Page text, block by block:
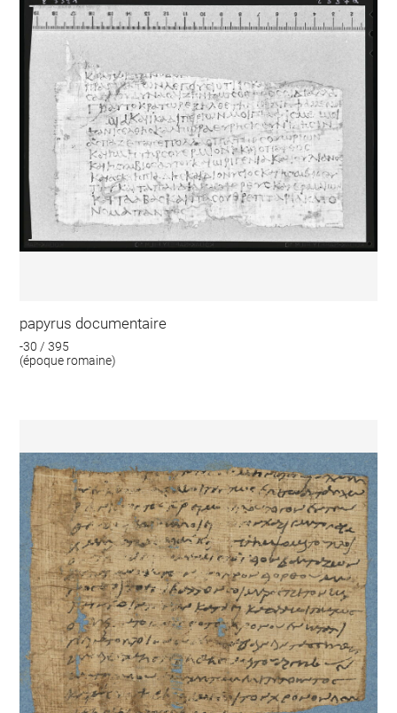
papyrus documentaire
-30 / 395
(époque romaine)